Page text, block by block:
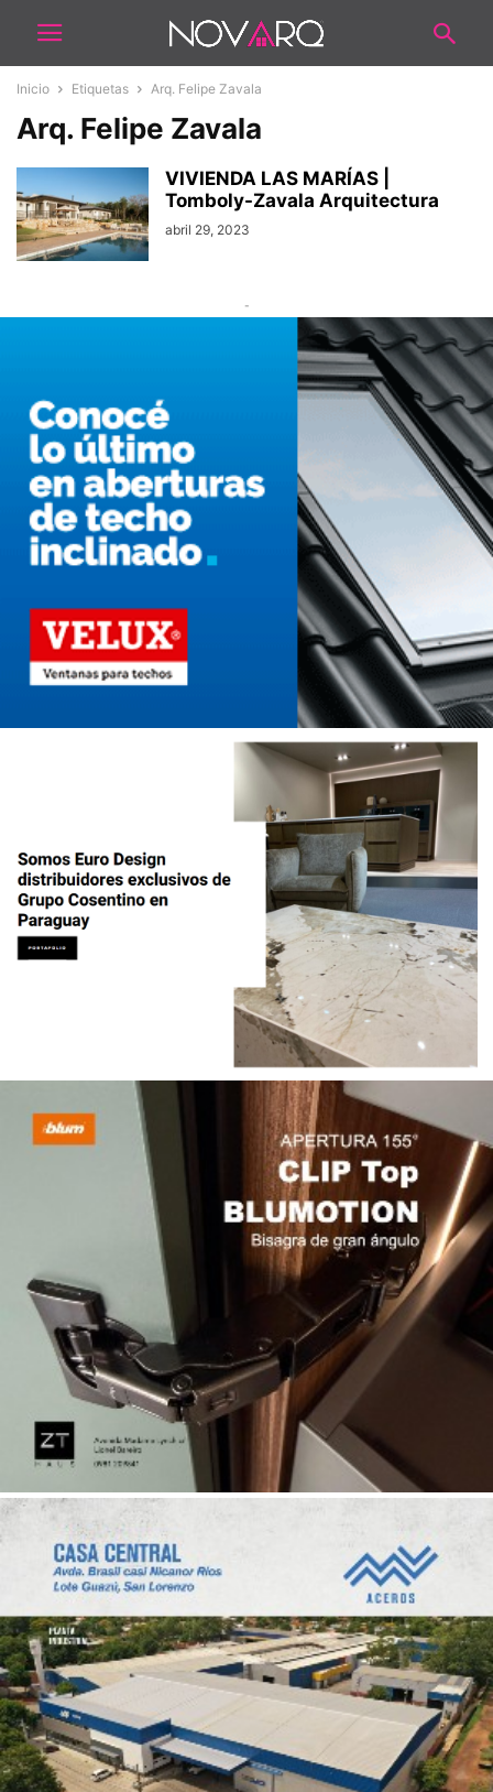
Inicio Etiquetas Arq. Felipe Zavala
Arq. Felipe Zavala
VIVIENDA LAS MARÍAS |
Tomboly-Zavala Arquitectura
abril 29, 2023
-